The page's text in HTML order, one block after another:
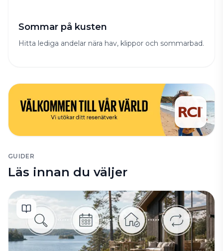
Sommar på kusten
Hitta lediga andelar nära hav, klippor och sommarbad.
GUIDER
Läs innan du väljer